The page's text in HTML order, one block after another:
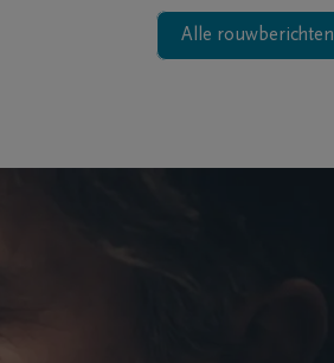
Alle rouwberichten